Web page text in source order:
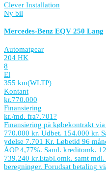
Clever Installation
Ny bil
Mercedes-Benz EQV 250 Lang
Automatgear
204 HK
8
El
355 km(WLTP)
Kontant
kr.770.000
Finansiering
kr./md. fra7.701?
Finansiering på købekontrakt via
770.000 kr. Udbet. 154.000 kr.
ydelse 7.701 Kr. Løbetid 96
ÅOP 4,77%. Saml. kreditomk.
739.240 kr.Etabl.omk. samt
beregninger. Forudsat betaling